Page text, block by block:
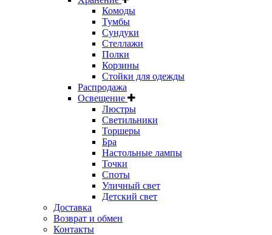
Комоды
Тумбы
Сундуки
Стеллажи
Полки
Корзины
Стойки для одежды
Распродажа
Освещение
Люстры
Светильники
Торшеры
Бра
Настольные лампы
Точки
Споты
Уличный свет
Детский свет
Доставка
Возврат и обмен
Контакты